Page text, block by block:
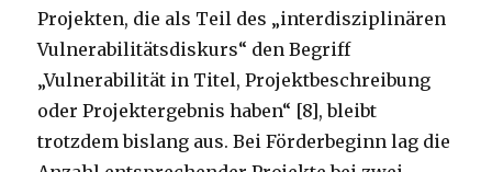
Projekten, die als Teil des „interdisziplinären
Vulnerabilitätsdiskurs“ den Begriff
„Vulnerabilität in Titel, Projektbeschreibung
oder Projektergebnis haben“ [8], bleibt
trotzdem bislang aus. Bei Förderbeginn lag die